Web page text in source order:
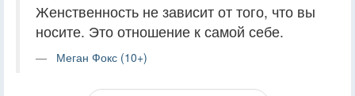
Женственность не зависит от того, что вы
носите. Это отношение к самой себе.
Меган Фокс (10+)